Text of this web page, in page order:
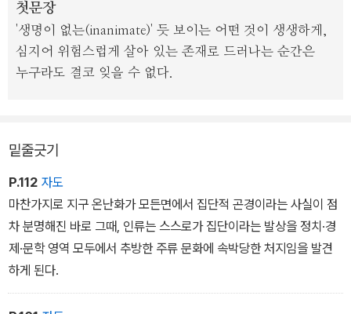
자의 환경주의》와 일치한다. 《대혼란의 시대》에서 저자는 “우리는
정말로 ‘대혼란의 시대’를 살아가고 있는가?” 하고 묻는다. 고시는 미
래 세대는 당연히 그렇게 여길 거라고 말한다. 그렇지 않고서는 우리
시대의 문화가 지구 온난화에 맞서는 데 실패한 사실을 설명할 수 없
첫문장
'생명이 없는(inanimate)' 듯 보이는 어떤 것이 생생하게,
심지어 위험스럽게 살아 있는 존재로 드러나는 순간은
누구라도 결코 잊을 수 없다.
밑줄긋기
P.112 자도
마찬가지로 지구 온난화가 모든면에서 집단적 곤경이라는 사실이 점
차 분명해진 바로 그때, 인류는 스스로가 집단이라는 발상을 정치·경
제·문학 영역 모두에서 추방한 주류 문화에 속박당한 처지임을 발견
하게 된다.